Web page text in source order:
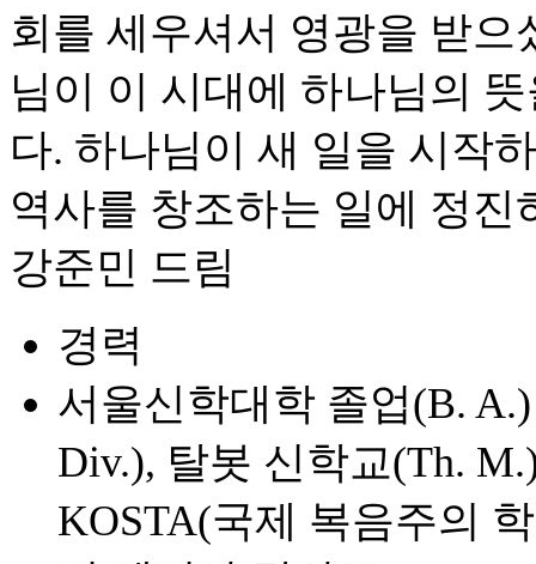
회를 세우셔서 영광을 받
님이 이 시대에 하나님의
다. 하나님이 새 일을 시작
역사를 창조하는 일에 정진
강준민 드림
경력
서울신학대학 졸업(B.
Div.), 탈봇 신학교(Th.
KOSTA(국제 복음주의